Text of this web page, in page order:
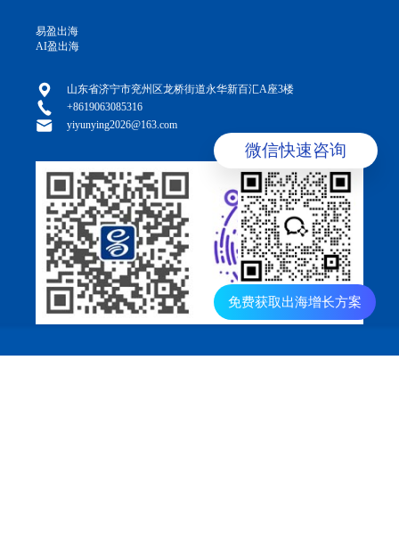
微信快速咨询
免费获取出海增长方案
易盈出海
AI盈出海
山东省济宁市兖州区龙桥街道永华新百汇A座3楼
+8619063085316
yiyunying2026@163.com